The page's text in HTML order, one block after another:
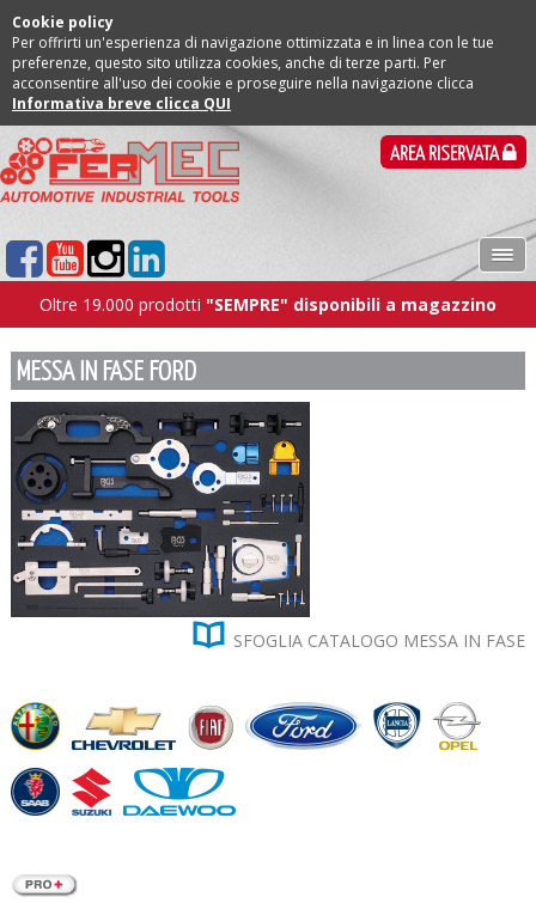
Cookie policy
Per offrirti un'esperienza di navigazione ottimizzata e in linea con le tue
preferenze, questo sito utilizza cookies, anche di terze parti. Per
acconsentire all'uso dei cookie e proseguire nella navigazione clicca
Informativa breve clicca QUI
AREA RISERVATA
Oltre 19.000 prodotti "SEMPRE" disponibili a magazzino
MESSA IN FASE FORD
 SFOGLIA CATALOGO MESSA IN FASE